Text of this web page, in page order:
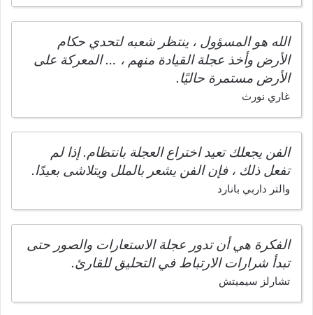
الله هو المسؤول ، ينتظر شعبه لتحدي حكام
الأرض وأخذ عجلة القيادة منهم ، … المعركة على
الأرض مستمرة حاليًا.
غاري نورث
الفن يجعلك تعيد اختراع العجلة بانتظام. إذا لم
تفعل ذلك ، فإن الفن يشعر بالملل ويتلاشى بعيدًا.
والتر داربي بانارد
الفكرة هي أن تدور عجلة الاستعارات والصور حتى
تبدأ شرارات الارتباط في التحليق للقارئ.
تشارلز سيميتش